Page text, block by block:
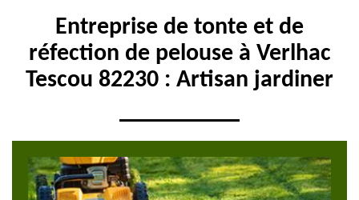
Entreprise de tonte et de
réfection de pelouse à Verlhac
Tescou 82230 : Artisan jardiner